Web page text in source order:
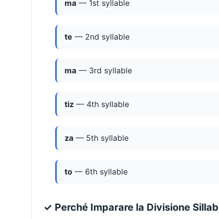
ma — 1st syllable
te — 2nd syllable
ma — 3rd syllable
tiz — 4th syllable
za — 5th syllable
to — 6th syllable
✓ Perché Imparare la Divisione